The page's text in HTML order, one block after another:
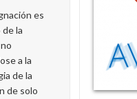
es
la
a la
de la
de solo